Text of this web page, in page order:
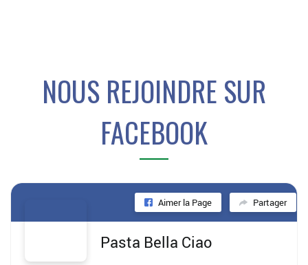
NOUS REJOINDRE SUR
FACEBOOK
Aimer la Page Partager
Pasta Bella Ciao